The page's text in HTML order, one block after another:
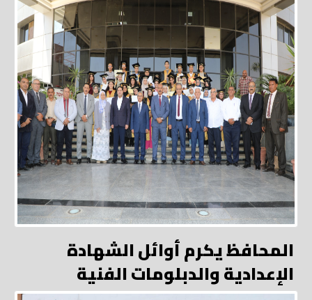
المحافظ يكرم أوائل الشهادة
الإعدادية والدبلومات الفنية